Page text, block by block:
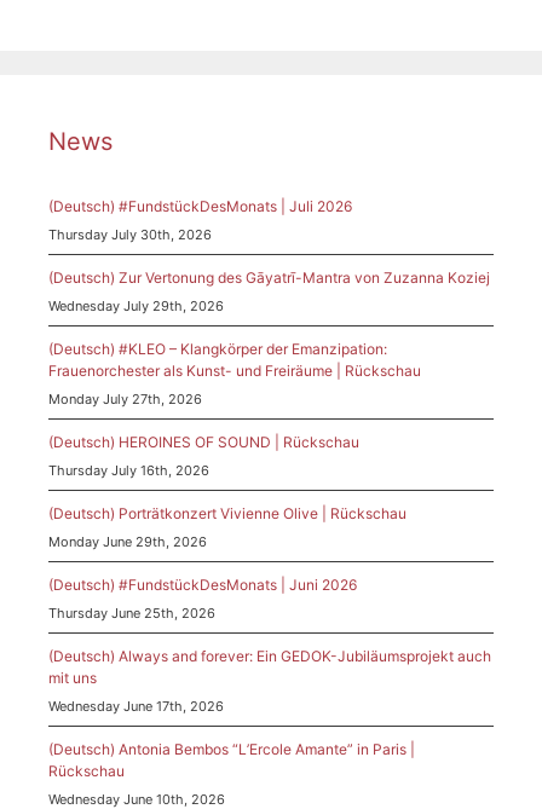
News
(Deutsch) #FundstückDesMonats | Juli 2026
Thursday July 30th, 2026
(Deutsch) Zur Vertonung des Gāyatrī-Mantra von Zuzanna Koziej
Wednesday July 29th, 2026
(Deutsch) #KLEO – Klangkörper der Emanzipation:
Frauenorchester als Kunst- und Freiräume | Rückschau
Monday July 27th, 2026
(Deutsch) HEROINES OF SOUND | Rückschau
Thursday July 16th, 2026
(Deutsch) Porträtkonzert Vivienne Olive | Rückschau
Monday June 29th, 2026
(Deutsch) #FundstückDesMonats | Juni 2026
Thursday June 25th, 2026
(Deutsch) Always and forever: Ein GEDOK-Jubiläumsprojekt auch
mit uns
Wednesday June 17th, 2026
(Deutsch) Antonia Bembos “L’Ercole Amante” in Paris |
Rückschau
Wednesday June 10th, 2026